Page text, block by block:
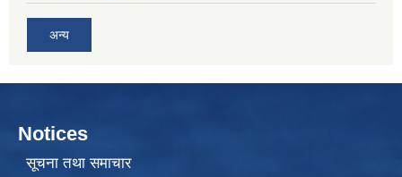
अन्य
Notices
सूचना तथा समाचार